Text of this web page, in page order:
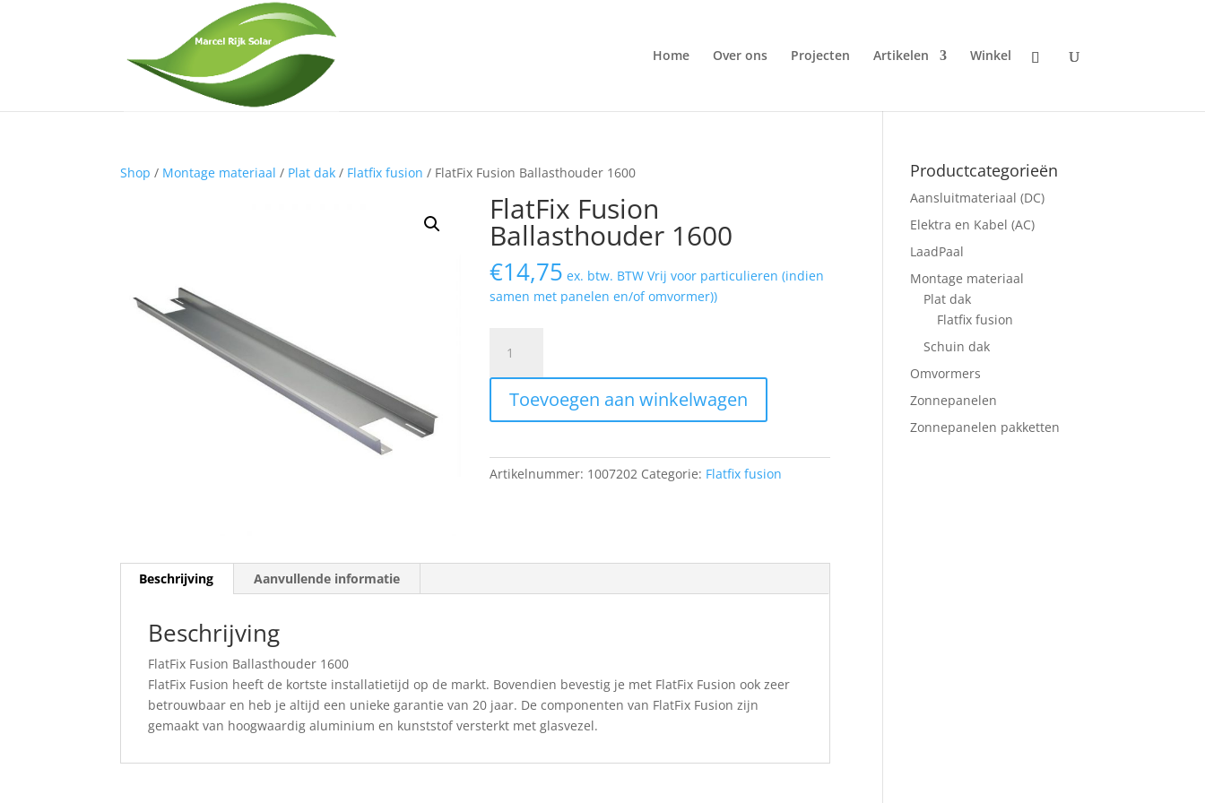
Home Over ons Projecten Artikelen Winkel
Shop / Montage materiaal / Plat dak / Flatfix fusion / FlatFix Fusion Ballasthouder 1600
FlatFix Fusion
Ballasthouder 1600
€14,75 ex. btw. BTW Vrij voor particulieren (indien
samen met panelen en/of omvormer))
Fusion
Ballasthouder
1600
aantal
Toevoegen aan winkelwagen
Artikelnummer: 1007202 Categorie: Flatfix fusion
Beschrijving Aanvullende informatie
Beschrijving
FlatFix Fusion Ballasthouder 1600
FlatFix Fusion heeft de kortste installatietijd op de markt. Bovendien bevestig je met FlatFix Fusion ook zeer
betrouwbaar en heb je altijd een unieke garantie van 20 jaar. De componenten van FlatFix Fusion zijn
gemaakt van hoogwaardig aluminium en kunststof versterkt met glasvezel.
Productcategorieën
Aansluitmateriaal (DC)
Elektra en Kabel (AC)
LaadPaal
Montage materiaal
Plat dak
Flatfix fusion
Schuin dak
Omvormers
Zonnepanelen
Zonnepanelen pakketten